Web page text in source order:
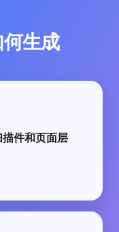
生成
件和页面层